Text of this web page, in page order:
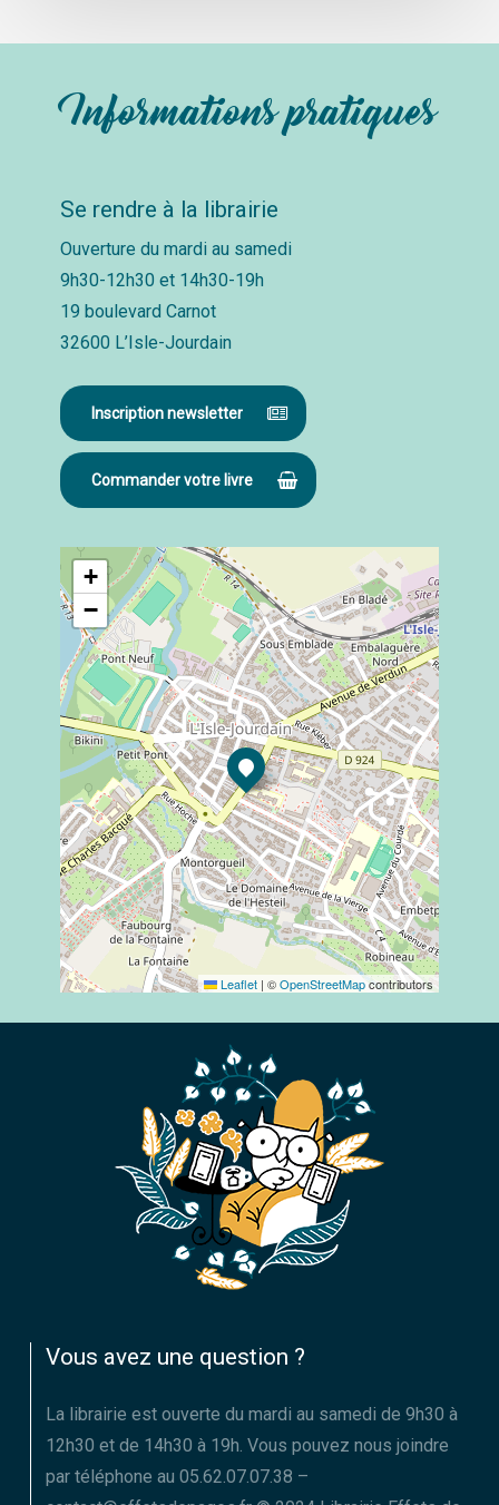
Informations pratiques
Se rendre à la librairie
Ouverture du mardi au samedi
9h30-12h30 et 14h30-19h
19 boulevard Carnot
32600 L’Isle-Jourdain
Inscription newsletter
Commander votre livre
+
−
Leaflet | ©OpenStreetMapcontributors
Vous avez une question ?
La librairie est ouverte du mardi au samedi de 9h30 à
12h30 et de 14h30 à 19h. Vous pouvez nous joindre
par téléphone au 05.62.07.07.38 –